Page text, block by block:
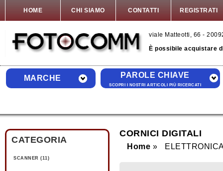
HOME CHI SIAMO CONTATTI REGISTRATI
viale Matteotti, 66 -
È possibile acquistare
MARCHE PAROLE CHIAVE
SCOPRI I NOSTRI ARTICOLI PIÙ RICERCATI
CATEGORIA
SCANNER (11)
CORNICI DIGITALI
Home